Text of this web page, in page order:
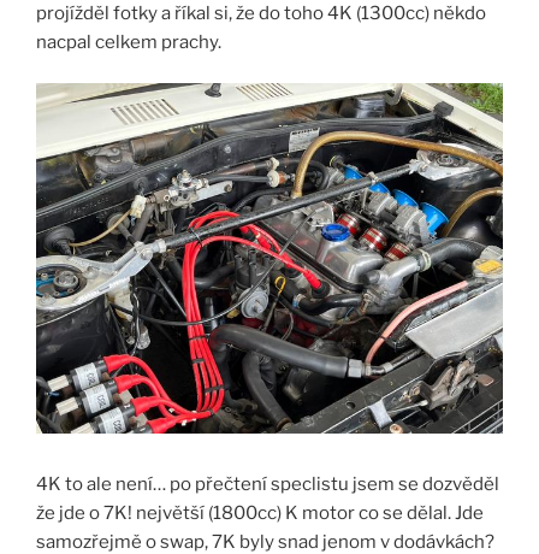
projížděl fotky a říkal si, že do toho 4K (1300cc) někdo
nacpal celkem prachy.
4K to ale není… po přečtení speclistu jsem se dozvěděl
že jde o 7K! největší (1800cc) K motor co se dělal. Jde
samozřejmě o swap, 7K byly snad jenom v dodávkách?